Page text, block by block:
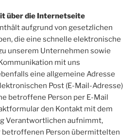
über die Internetseite
aufgrund von gesetzlichen
die eine schnelle elektronische
unserem Unternehmen sowie
mit uns
eine allgemeine Adresse
Post (E-Mail-Adresse)
betroffene Person per E-Mail
den Kontakt mit dem
Verantwortlichen aufnimmt,
betroffenen Person übermittelten